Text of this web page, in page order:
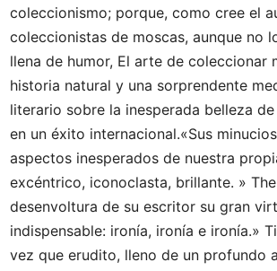
coleccionismo; porque, como cree el
coleccionistas de moscas, aunque no
llena de humor, El arte de coleccionar
historia natural y una sorprendente
literario sobre la inesperada belleza
en un éxito internacional.«Sus
aspectos inesperados de nuestra
excéntrico, iconoclasta, brillante. »
desenvoltura de su escritor su gran
indispensable: ironía, ironía e ironía.»
vez que erudito, lleno de un profundo